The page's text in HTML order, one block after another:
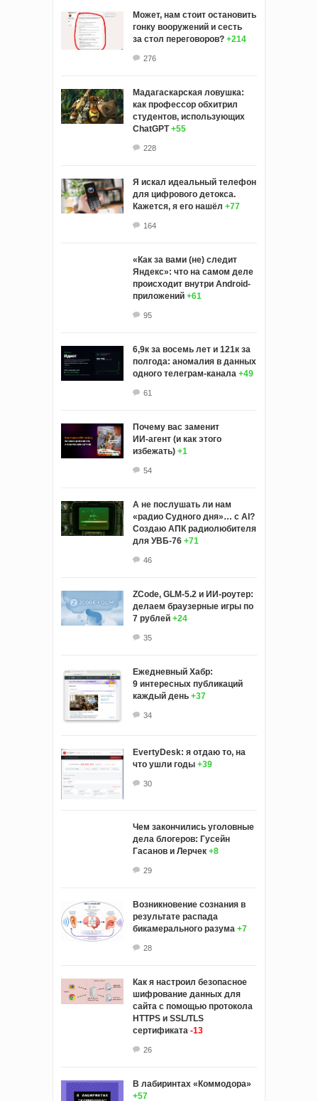
Может, нам стоит остановить
гонку вооружений и сесть
за стол переговоров? +214
276
Мадагаскарская ловушка:
как профессор обхитрил
студентов, использующих
ChatGPT +55
228
Я искал идеальный телефон
для цифрового детокса.
Кажется, я его нашёл +77
164
«Как за вами (не) следит
Яндекс»: что на самом деле
происходит внутри Android-
приложений +61
95
6,9к за восемь лет и 121к за
полгода: аномалия в данных
одного телеграм-канала +49
61
Почему вас заменит
ИИ‑агент (и как этого
избежать) +1
54
А не послушать ли нам
«радио Судного дня»… с AI?
Создаю АПК радиолюбителя
для УВБ-76 +71
46
ZCode, GLM-5.2 и ИИ-роутер:
делаем браузерные игры по
7 рублей +24
35
Ежедневный Хабр:
9 интересных публикаций
каждый день +37
34
EvertyDesk: я отдаю то, на
что ушли годы +39
30
Чем закончились уголовные
дела блогеров: Гусейн
Гасанов и Лерчек +8
29
Возникновение сознания в
результате распада
бикамерального разума +7
28
Как я настроил безопасное
шифрование данных для
сайта с помощью протокола
HTTPS и SSL/TLS
сертификата -13
26
В лабиринтах «Коммодора»
+57